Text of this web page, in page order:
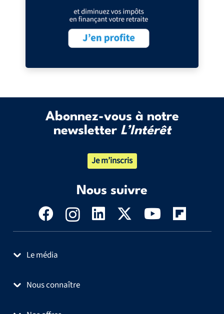
Abonnez-vous à notre
newsletter L’Intérêt
Je m’inscris
Nous suivre
Le média
Nous connaître